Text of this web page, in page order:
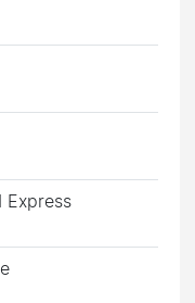
Express